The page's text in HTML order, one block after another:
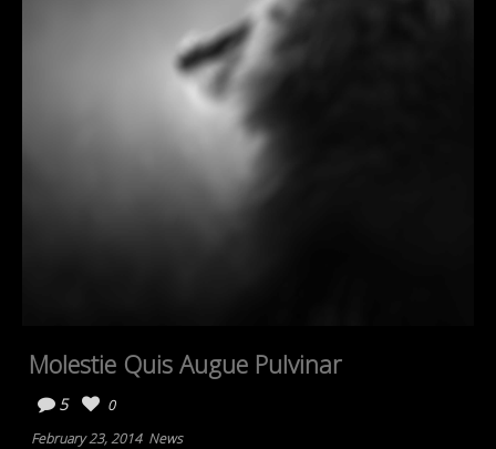
Molestie Quis Augue Pulvinar
5
0
February 23, 2014 News